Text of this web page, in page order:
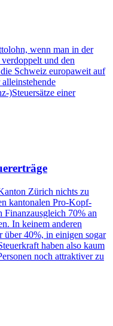
wenn man in der
und den
Schweiz europaweit auf
)Steuersätze einer
Zürich nichts zu
kantonalen Pro-Kopf-
Finanzausgleich 70% an
In keinem anderen
über 40%, in einigen sogar
haben also kaum
noch attraktiver zu